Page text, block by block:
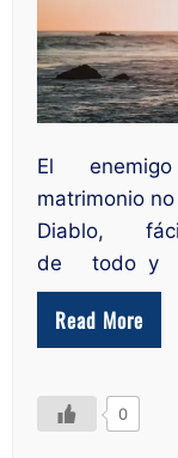
El
Diablo,
de todo y
Read More
0